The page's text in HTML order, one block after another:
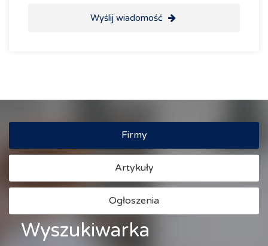
Wyślij wiadomość
Firmy
Artykuły
Ogłoszenia
Wyszukiwarka